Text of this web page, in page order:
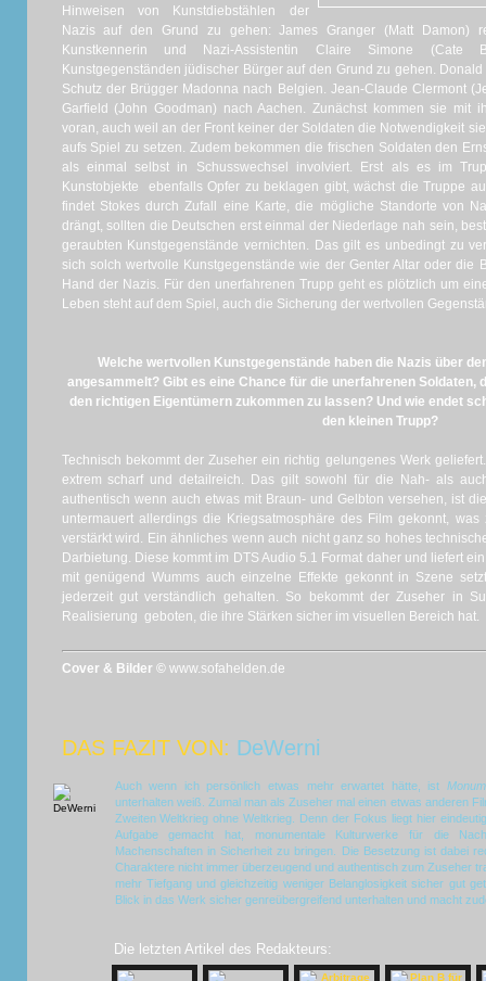
Hinweisen von Kunstdiebstählen der
Nazis auf den Grund zu gehen: James Granger (Matt Damon)
Kunstkennerin und Nazi-Assistentin Claire Simone (Cate
Kunstgegenständen jüdischer Bürger auf den Grund zu gehen.
Schutz der Brügger Madonna nach Belgien. Jean-Claude Clermont
Garfield (John Goodman) nach Aachen. Zunächst kommen sie mit
voran, auch weil an der Front keiner der Soldaten die Notwendigkeit
aufs Spiel zu setzen. Zudem bekommen die frischen Soldaten den
als einmal selbst in Schusswechsel involviert. Erst als es im
Kunstobjekte ebenfalls Opfer zu beklagen gibt, wächst die Truppe
findet Stokes durch Zufall eine Karte, die mögliche Standorte von
drängt, sollten die Deutschen erst einmal der Niederlage nah sein,
geraubten Kunstgegenstände vernichten. Das gilt es unbedingt zu
sich solch wertvolle Kunstgegenstände wie der Genter Altar oder die
Hand der Nazis. Für den unerfahrenen Trupp geht es plötzlich um
Leben steht auf dem Spiel, auch die Sicherung der wertvollen
Welche wertvollen Kunstgegenstände haben die Nazis über
angesammelt? Gibt es eine Chance für die unerfahrenen Soldaten,
den richtigen Eigentümern zukommen zu lassen? Und wie endet
den kleinen Trupp?
Technisch bekommt der Zuseher ein richtig gelungenes Werk
extrem scharf und detailreich. Das gilt sowohl für die Nah- als
authentisch wenn auch etwas mit Braun- und Gelbton versehen, ist
untermauert allerdings die Kriegsatmosphäre des Film gekonnt,
verstärkt wird. Ein ähnliches wenn auch nicht ganz so hohes
Darbietung. Diese kommt im DTS Audio 5.1 Format daher und liefert
mit genügend Wumms auch einzelne Effekte gekonnt in Szene
jederzeit gut verständlich gehalten. So bekommt der Zuseher in
Realisierung geboten, die ihre Stärken sicher im visuellen Bereich hat.
Cover & Bilder © www.sofahelden.de
DAS FAZIT VON: DeWerni
Auch wenn ich persönlich etwas mehr erwartet hätte, ist
unterhalten weiß. Zumal man als Zuseher mal einen etwas anderen
Zweiten Weltkrieg ohne Weltkrieg. Denn der Fokus liegt hier
Aufgabe gemacht hat, monumentale Kulturwerke für die
Machenschaften in Sicherheit zu bringen. Die Besetzung ist dabei
Charaktere nicht immer überzeugend und authentisch zum Zuseher
mehr Tiefgang und gleichzeitig weniger Belanglosigkeit sicher gut
Blick in das Werk sicher genreübergreifend unterhalten und macht
Die letzten Artikel des Redakteurs: